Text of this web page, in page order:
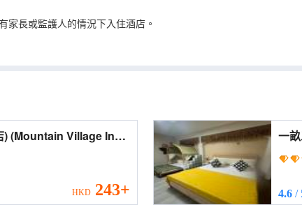
家長或監護人的情況下入住酒店。
HKD 243+ 4.6/